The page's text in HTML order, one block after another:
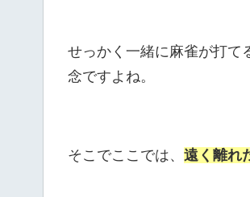
せっかく一緒に麻雀が打て
念ですよね。
そこでここでは、 遠く離れ